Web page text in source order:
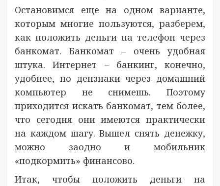
Остановимся еще на одном варианте,
которым многие пользуются, разберем,
как положить деньги на телефон через
банкомат. Банкомат – очень удобная
штука. Интернет – банкинг, конечно,
удобнее, но дензнаки через домашний
компьютер не снимешь. Поэтому
приходится искать банкомат, тем более,
что сегодня они имеются практически
на каждом шагу. Вышел снять денежку,
можно заодно и мобильник
«подкормить» финансово.
Итак, чтобы положить деньги на